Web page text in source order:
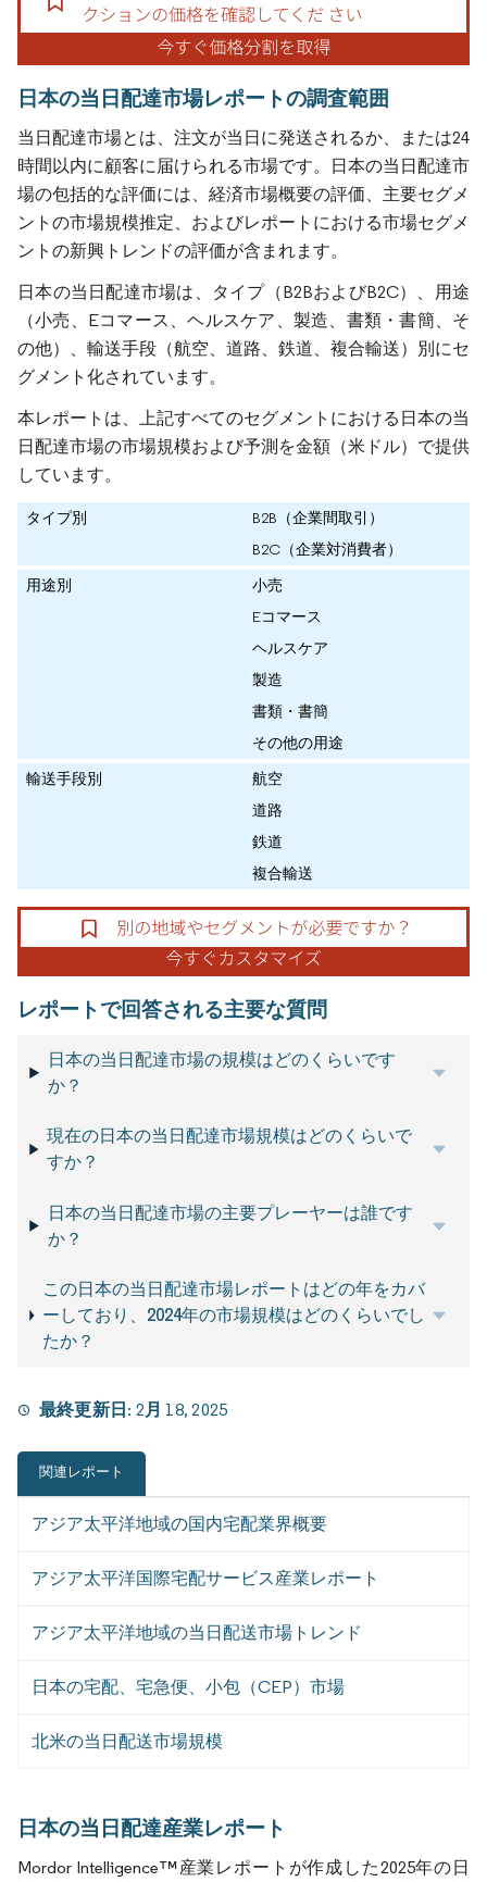
日本の当日配達市場レポートの調査範囲
当日配達市場とは、注文が当日に発送されるか、または24
時間以内に顧客に届けられる市場です。日本の当日配達市
場の包括的な評価には、経済市場概要の評価、主要セグメ
ントの市場規模推定、およびレポートにおける市場セグメ
ントの新興トレンドの評価が含まれます。
日本の当日配達市場は、タイプ（B2BおよびB2C）、用途
（小売、Eコマース、ヘルスケア、製造、書類・書簡、そ
の他）、輸送手段（航空、道路、鉄道、複合輸送）別にセ
グメント化されています。
本レポートは、上記すべてのセグメントにおける日本の当
日配達市場の市場規模および予測を金額（米ドル）で提供
しています。
タイプ別
B2B（企業間取引）
B2C（企業対消費者）
用途別
小売
Eコマース
ヘルスケア
製造
書類・書簡
その他の用途
輸送手段別
航空
道路
鉄道
複合輸送
レポートで回答される主要な質問
日本の当日配達市場の規模はどのくらいです
か？
現在の日本の当日配達市場規模はどのくらいで
すか？
日本の当日配達市場の主要プレーヤーは誰です
か？
この日本の当日配達市場レポートはどの年をカバ
ーしており、2024年の市場規模はどのくらいでし
たか？
最終更新日: 2月 18, 2025
関連レポート
アジア太平洋地域の国内宅配業界概要
アジア太平洋国際宅配サービス産業レポート
アジア太平洋地域の当日配送市場トレンド
日本の宅配、宅急便、小包（CEP）市場
北米の当日配送市場規模
日本の当日配達産業レポート
Mordor Intelligence™産業レポートが作成した2025年の日